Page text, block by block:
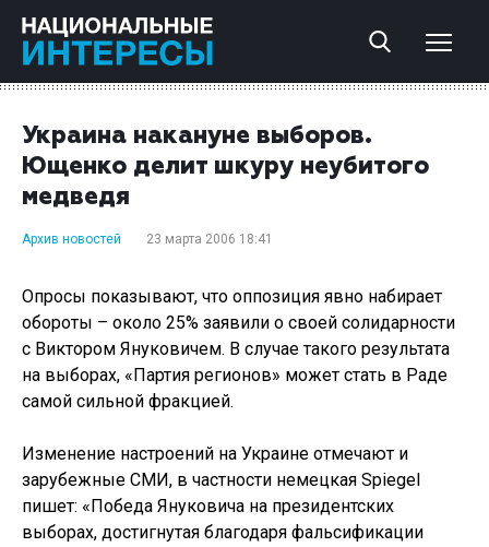
Украина накануне выборов.
Ющенко делит шкуру неубитого
медведя
Архив новостей 23 марта 2006 18:41
Опросы показывают, что оппозиция явно набирает
обороты – около 25% заявили о своей солидарности
с Виктором Януковичем. В случае такого результата
на выборах, «Партия регионов» может стать в Раде
самой сильной фракцией.
Изменение настроений на Украине отмечают и
зарубежные СМИ, в частности немецкая Spiegel
пишет: «Победа Януковича на президентских
выборах, достигнутая благодаря фальсификации